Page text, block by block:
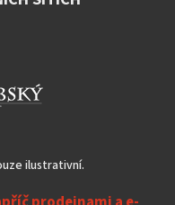
ilustrativní.